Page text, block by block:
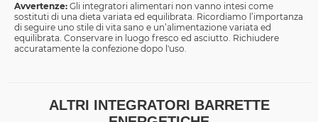
Avvertenze: Gli integratori alimentari non vanno intesi come
sostituti di una dieta variata ed equilibrata. Ricordiamo l’importanza
di seguire uno stile di vita sano e un’alimentazione variata ed
equilibrata. Conservare in luogo fresco ed asciutto. Richiudere
accuratamente la confezione dopo l'uso.
ALTRI INTEGRATORI BARRETTE